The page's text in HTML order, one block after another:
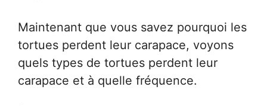
Maintenant que vous savez pourquoi les
tortues perdent leur carapace, voyons
quels types de tortues perdent leur
carapace et à quelle fréquence.